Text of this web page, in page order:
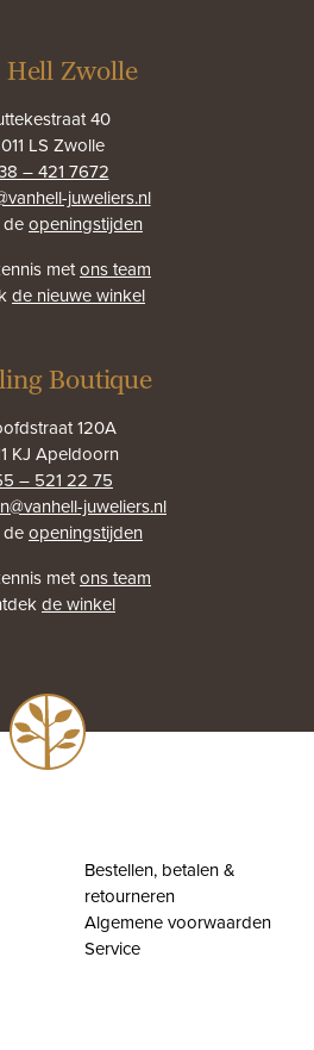
Hell Zwolle
40
LS Zwolle
– 421 7672
juweliers.nl
deopeningstijden
metons team
de nieuwe winkel
Boutique
120A
KJ Apeldoorn
– 521 22 75
juweliers.nl
deopeningstijden
metons team
de winkel
Bestellen, betalen &
retourneren
Algemene voorwaarden
Service